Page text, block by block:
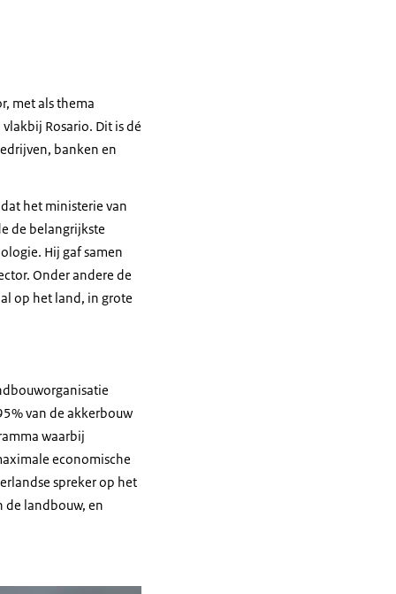
met als thema
Rosario. Dit is dé
banken en
het ministerie van
de belangrijkste
Hij gaf samen
. Onder andere de
op het land, in grote
van de akkerbouw
waarbij
economische
spreker op het
de landbouw, en